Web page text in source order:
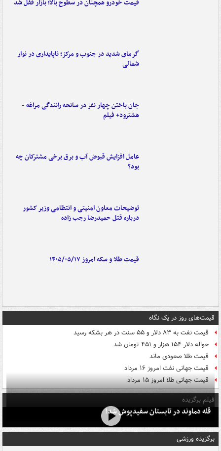
قیمت خودرو همچنان در سطوح بالا؛ بازار قفل شد
گرمای شدید در جنوب و مرکز؛ ناپایداری در نوار
شمالی
جان باختن چهار نفر در سانحه رانندگی مراغه -
هشترود+ فیلم
عامل افزایش قبوض آب و برق برخی مشترکان چه
بود؟
توضیحات معاون امنیتی و انتظامی وزیر کشور
درباره قتل حمیدرضا رجب زاده
قیمت طلا و سکه امروز ۱۴۰۵/۰۵/۱۷
قیمت‌های روز در یک نگاه
قیمت نفت به ۸۳ دلار و ۵۵ سنت در هر بشکه رسید
حواله دلار ۱۵۴ هزار و ۴۵۱ تومان شد
قیمت طلا صعودی ماند
قیمت جهانی نفت امروز ۱۶ مرداد
قیمت جهانی طلا امروز ۱۵ مرداد
فیلم برگزیده
قله دماوند در تابستان سفیدپوش شد!
برگزیده ورزشی